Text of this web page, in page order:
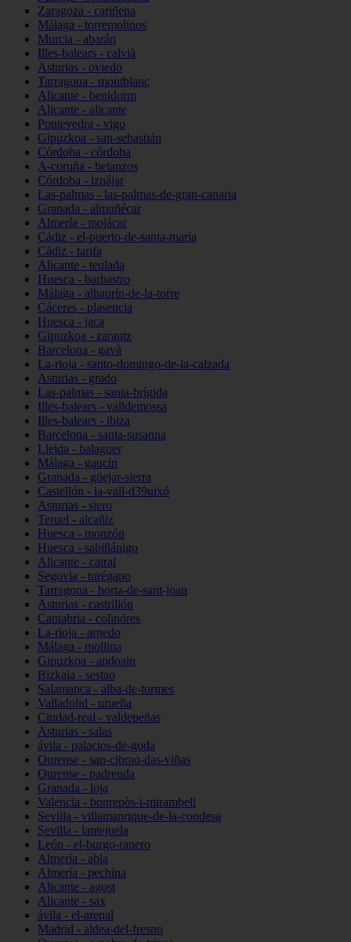
Zaragoza - cariñena
Málaga - torremolinos
Murcia - abarán
Illes-balears - calvià
Asturias - oviedo
Tarragona - montblanc
Alicante - benidorm
Alicante - alicante
Pontevedra - vigo
Gipuzkoa - san-sebastián
Córdoba - córdoba
A-coruña - betanzos
Córdoba - iznájar
Las-palmas - las-palmas-de-gran-canaria
Granada - almuñécar
Almería - mojácar
Cádiz - el-puerto-de-santa-maría
Cádiz - tarifa
Alicante - teulada
Huesca - barbastro
Málaga - alhaurín-de-la-torre
Cáceres - plasencia
Huesca - jaca
Gipuzkoa - zarautz
Barcelona - gavà
La-rioja - santo-domingo-de-la-calzada
Asturias - grado
Las-palmas - santa-brígida
Illes-balears - valldemossa
Illes-balears - ibiza
Barcelona - santa-susanna
Lleida - balaguer
Málaga - gaucín
Granada - güejar-sierra
Castellón - la-vall-d39uixó
Asturias - siero
Teruel - alcañiz
Huesca - monzón
Huesca - sabiñánigo
Alicante - catral
Segovia - turégano
Tarragona - horta-de-sant-joan
Asturias - castrillón
Cantabria - colindres
La-rioja - arnedo
Málaga - mollina
Gipuzkoa - andoain
Bizkaia - sestao
Salamanca - alba-de-tormes
Valladolid - urueña
Ciudad-real - valdepeñas
Asturias - salas
ávila - palacios-de-goda
Ourense - san-cibrao-das-viñas
Ourense - padrenda
Granada - loja
Valencia - bonrepòs-i-mirambell
Sevilla - villamanrique-de-la-condesa
Sevilla - lantejuela
León - el-burgo-ranero
Almería - abla
Almería - pechina
Alicante - agost
Alicante - sax
ávila - el-arenal
Madrid - aldea-del-fresno